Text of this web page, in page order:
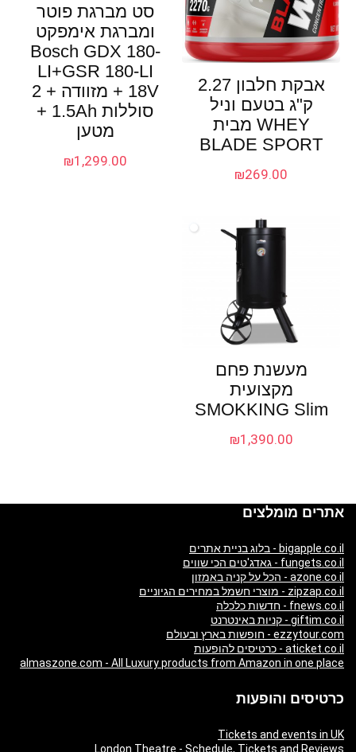
אבקת חלבון 2.27
ק"ג בטעם וניל
WHEY מבית
BLADE SPORT
₪269.00
סט מברגת פוטר
ומברגת אימפקט
Bosch GDX 180-
LI+GSR 180-LI
18V + מזוודה + 2
סוללות 1.5Ah +
מטען
₪1,299.00
מעשנת פחם
מקצועית
SMOKKING Slim
₪1,390.00
אתרים מומלצים
bigapple.co.il - בלוג בניית אתרים
fungets.co.il - גאדג'טים הכי שווים
azone.co.il - הכל על קניה באמזון
zipzap.co.il - מוצרי חשמל במחירים הגיוניים
fnews.co.il - חדשות כלכלה
giftim.co.il - קניות באינטרנט
ezzytour.com - חופשות בארץ ובעולם
aticket.co.il - כרטיסים להופעות
almaszone.com - All Luxury products from Amazon in one place
כרטיסים והופעות
Tickets and events in UK
London Theatre - Schedule, Tickets and Reviews